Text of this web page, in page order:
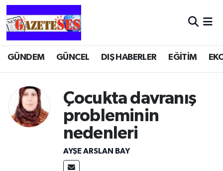
GÜNDEM GÜNCEL DIŞ HABERLER EĞİTİM
Çocukta davranış
probleminin
nedenleri
AYŞE ARSLAN BAY